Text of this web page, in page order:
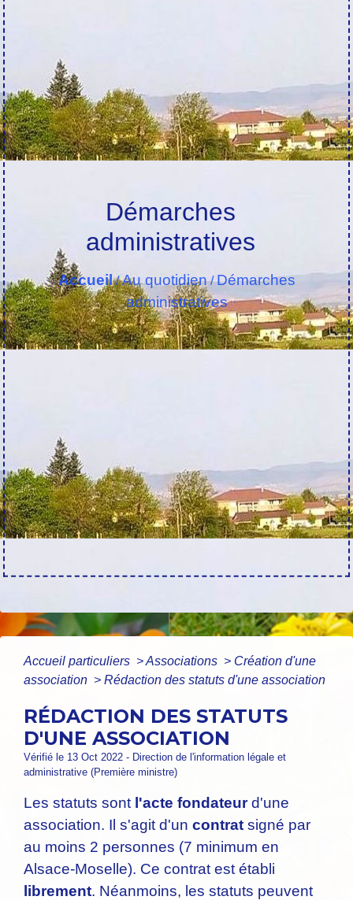
Démarches
administratives
Accueil/Au quotidien/Démarches
administratives
Accueil particuliers >Associations > Création d'une
association > Rédaction des statuts d'une association
RÉDACTION DES STATUTS
D'UNE ASSOCIATION
Vérifié le 13 Oct 2022 - Direction de l'information légale et
administrative (Première ministre)
Les statuts sont l'acte fondateurd'une
association. Il s'agit d'un contrat signé par
au moins 2 personnes (7 minimum en
Alsace-Moselle). Ce contrat est établi
librement. Néanmoins, les statuts peuvent